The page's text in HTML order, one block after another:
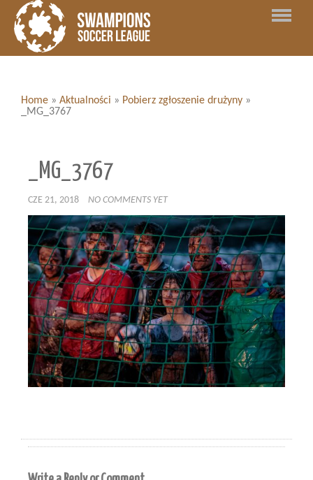
Home » Aktualności » Pobierz zgłoszenie drużyny »
_MG_3767
_MG_3767
CZE 21, 2018 NO COMMENTS YET